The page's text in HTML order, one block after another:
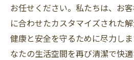
お任せください。私たちは、お
に合わせたカスタマイズされた
健康と安全を守るために尽力し
なたの生活空間を再び清潔で快適